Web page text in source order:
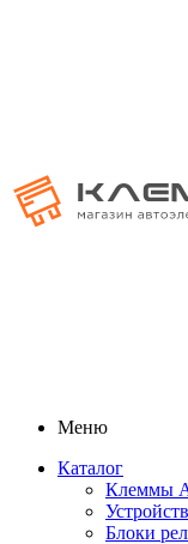
Меню
Каталог
Клеммы
Блоки